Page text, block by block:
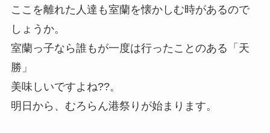
ここを離れた人達も室蘭を懐かしむ時があるので
しょうか。
室蘭っ子なら誰もが一度は行ったことのある「天
勝」
美味しいですよね??。
明日から、むろらん港祭りが始まります。